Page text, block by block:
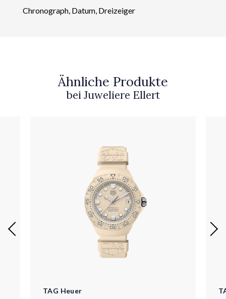
Chronograph, Datum, Dreizeiger
Ähnliche Produkte
bei Juweliere Ellert
TAG Heuer